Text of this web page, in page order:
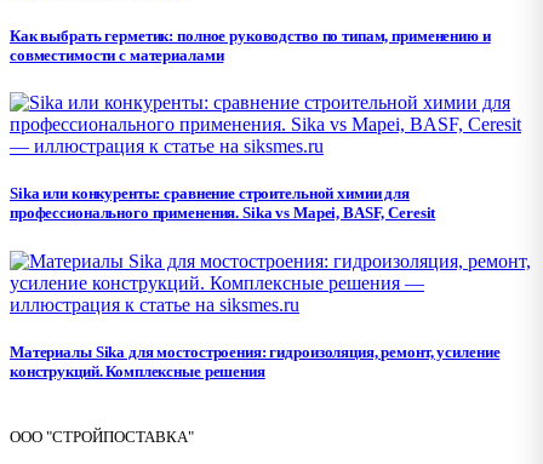
Как выбрать герметик: полное руководство по типам, применению и
совместимости с материалами
Sika или конкуренты: сравнение строительной химии для
профессионального применения. Sika vs Mapei, BASF, Ceresit
Материалы Sika для мостостроения: гидроизоляция, ремонт, усиление
конструкций. Комплексные решения
ООО "СТРОЙПОСТАВКА"